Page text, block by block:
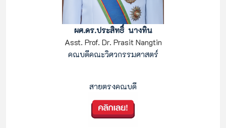
ผศ.ดร.ประสิทธิ์ นางทิน
Asst. Prof. Dr. Prasit Nangtin
คณบดีคณะวิศวกรรมศาสตร์
สายตรงคณบดี